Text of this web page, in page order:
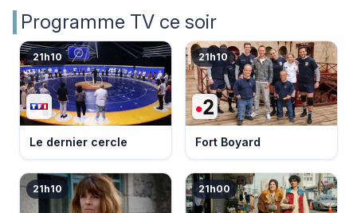
Programme TV ce soir
21h10
Le dernier cercle
21h10
Fort Boyard
21h10 21h00